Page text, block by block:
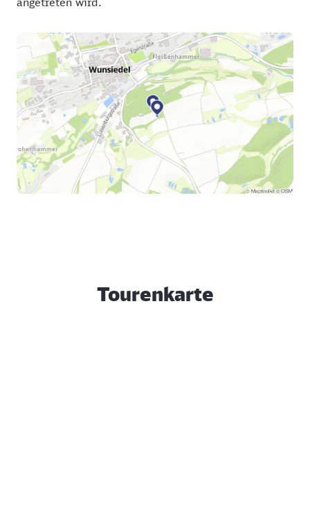
Tourenkarte